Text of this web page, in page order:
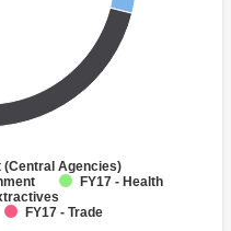
(Central Agencies)
FY17 - Health
FY17 - Trade